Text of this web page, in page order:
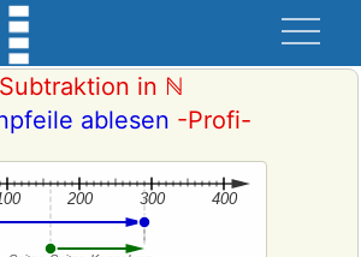
Subtraktion in ℕ
ablesen -Profi-